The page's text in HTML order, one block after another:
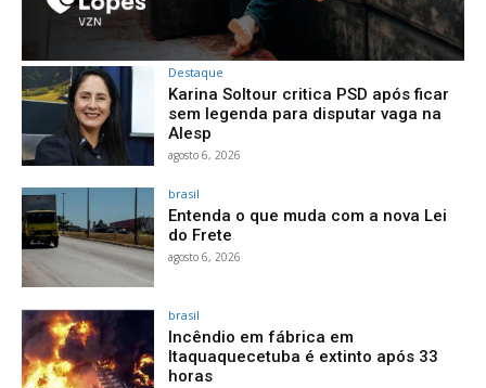
Destaque
Karina Soltour critica PSD após ficar
sem legenda para disputar vaga na
Alesp
agosto 6, 2026
brasil
Entenda o que muda com a nova Lei
do Frete
agosto 6, 2026
brasil
Incêndio em fábrica em
Itaquaquecetuba é extinto após 33
horas